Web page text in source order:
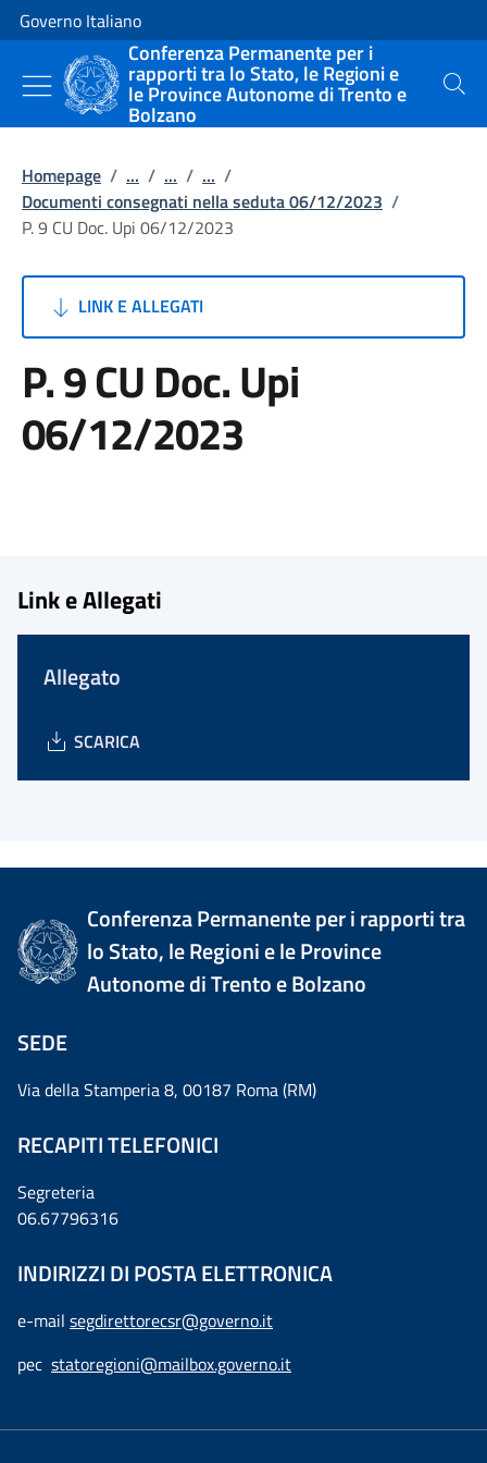
Vai al contenuto
Vai alla navigazione del sito
Governo Italiano
Conferenza Permanente per i
rapporti tra lo Stato, le Regioni e
le Province Autonome di Trento e
Bolzano
Cerca
Homepage / ... / ... / ... /
Documenti consegnati nella seduta 06/12/2023 /
P. 9 CU Doc. Upi 06/12/2023
LINK E ALLEGATI
P. 9 CU Doc. Upi
06/12/2023
Link e Allegati
Allegato
SCARICA
Conferenza Permanente per i rapporti tra
lo Stato, le Regioni e le Province
Autonome di Trento e Bolzano
SEDE
Via della Stamperia 8, 00187 Roma (RM)
RECAPITI TELEFONICI
Segreteria
06.67796316
INDIRIZZI DI POSTA ELETTRONICA
e-mail segdirettorecsr@governo.it
pec statoregioni@mailbox.governo.it